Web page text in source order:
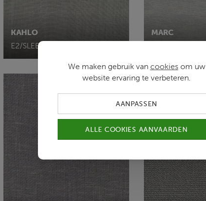
KAHLO
E2/SLEET
MARC
We maken gebruik van cookiesom uw
website ervaring te verbeteren.
AANPASSEN
ALLE COOKIES AANVAARDEN